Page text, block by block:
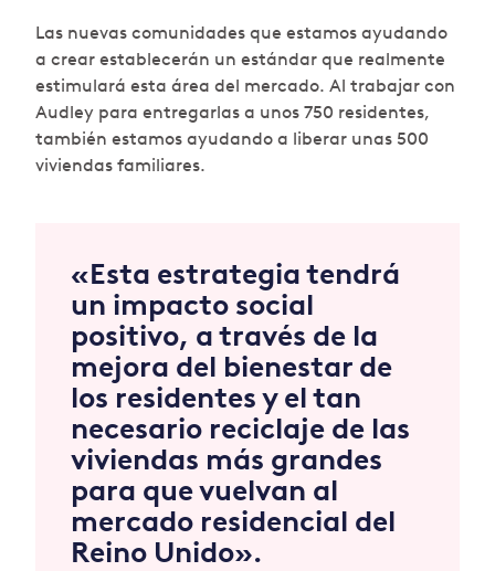
Las nuevas comunidades que estamos ayudando
a crear establecerán un estándar que realmente
estimulará esta área del mercado. Al trabajar con
Audley para entregarlas a unos 750 residentes,
también estamos ayudando a liberar unas 500
viviendas familiares.
«Esta estrategia tendrá
un impacto social
positivo, a través de la
mejora del bienestar de
los residentes y el tan
necesario reciclaje de las
viviendas más grandes
para que vuelvan al
mercado residencial del
Reino Unido».